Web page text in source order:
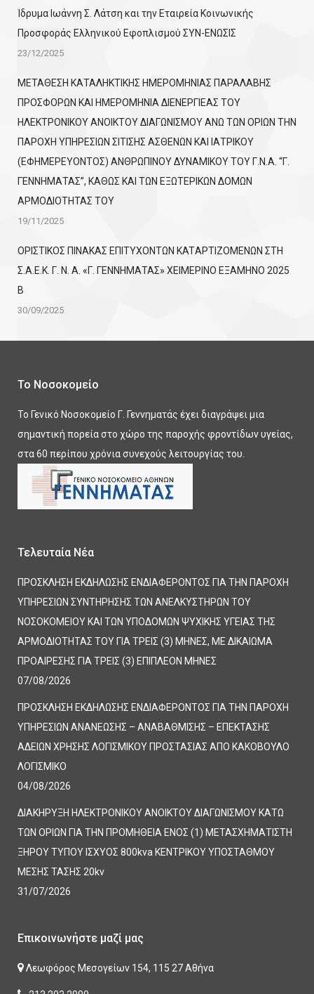
Ίδρυμα Ιωάννη Σ. Λάτση και την Εταιρεία Κοινωνικής
Προσφοράς Ελληνικού Εφοπλισμού ΣΥΝ-ΕΝΩΣΙΣ
23/12/2025
ΜΕΤΑΘΕΣΗ ΚΑΤΑΛΗΚΤΙΚΗΣ ΗΜΕΡΟΜΗΝΙΑΣ ΠΑΡΑΛΑΒΗΣ
ΠΡΟΣΦΟΡΩΝ ΚΑΙ ΗΜΕΡΟΜΗΝΙΑ ΔΙΕΝΕΡΓΙΕΑΣ ΤΟΥ
ΗΛΕΚΤΡΟΝΙΚΟΥ ΑΝΟΙΚΤΟΥ ΔΙΑΓΩΝΙΣΜΟΥ ΑΝΩ ΤΩΝ ΟΡΙΩΝ ΤΗΝ
ΠΑΡΟΧΗ ΥΠΗΡΕΣΙΩΝ ΣΙΤΙΣΗΣ ΑΣΘΕΝΩΝ ΚΑΙ ΙΑΤΡΙΚΟΥ
(ΕΦΗΜΕΡΕΥΟΝΤΟΣ) ΑΝΘΡΩΠΙΝΟΥ ΔΥΝΑΜΙΚΟΥ ΤΟΥ Γ.Ν.Α. “Γ.
ΓΕΝΝΗΜΑΤΑΣ”, ΚΑΘΩΣ ΚΑΙ ΤΩΝ ΕΞΩΤΕΡΙΚΩΝ ΔΟΜΩΝ
ΑΡΜΟΔΙΟΤΗΤΑΣ ΤΟΥ
19/11/2025
ΟΡΙΣΤΙΚΟΣ ΠΙΝΑΚΑΣ ΕΠΙΤΥΧΟΝΤΩΝ KATΑΡΤΙΖΟΜΕΝΩΝ ΣΤΗ
Σ.Α.Ε.Κ. Γ. Ν. Α. «Γ. ΓΕΝΝΗΜΑΤΑΣ» ΧΕΙΜΕΡΙΝΟ ΕΞΑΜΗΝΟ 2025
Β
30/09/2025
Το Νοσοκομείο
Το Γενικό Νοσοκομείο Γ. Γεννηματάς έχει διαγράψει μια
σημαντική πορεία στο χώρο της παροχής φροντίδων υγείας,
στα 60 περίπου χρόνια συνεχούς λειτουργίας του.
Τελευταία Νέα
ΠΡΟΣΚΛΗΣΗ ΕΚΔΗΛΩΣΗΣ ΕΝΔΙΑΦΕΡΟΝΤΟΣ ΓΙΑ ΤΗΝ ΠΑΡΟΧΗ
ΥΠΗΡΕΣΙΩΝ ΣΥΝΤΗΡΗΣΗΣ ΤΩΝ ΑΝΕΛΚΥΣΤΗΡΩΝ ΤΟΥ
ΝΟΣΟΚΟΜΕΙΟΥ ΚΑΙ ΤΩΝ ΥΠΟΔΟΜΩΝ ΨΥΧΙΚΗΣ ΥΓΕΙΑΣ ΤΗΣ
ΑΡΜΟΔΙΟΤΗΤΑΣ ΤΟΥ ΓΙΑ ΤΡΕΙΣ (3) ΜΗΝΕΣ, ΜΕ ΔΙΚΑΙΩΜΑ
ΠΡΟΑΙΡΕΣΗΣ ΓΙΑ ΤΡΕΙΣ (3) ΕΠΙΠΛΕΟΝ ΜΗΝΕΣ
07/08/2026
ΠΡΟΣΚΛΗΣΗ ΕΚΔΗΛΩΣΗΣ ΕΝΔΙΑΦΕΡΟΝΤΟΣ ΓΙΑ ΤΗΝ ΠΑΡΟΧΗ
ΥΠΗΡΕΣΙΩΝ ΑΝΑΝΕΩΣΗΣ – ΑΝΑΒΑΘΜΙΣΗΣ – ΕΠΕΚΤΑΣΗΣ
ΑΔΕΙΩΝ ΧΡΗΣΗΣ ΛΟΓΙΣΜΙΚΟΥ ΠΡΟΣΤΑΣΙΑΣ ΑΠΟ ΚΑΚΟΒΟΥΛΟ
ΛΟΓΙΣΜΙΚΟ
04/08/2026
ΔΙΑΚΗΡΥΞΗ ΗΛΕΚΤΡΟΝΙΚΟΥ ΑΝΟΙΚΤΟΥ ΔΙΑΓΩΝΙΣΜΟΥ ΚΑΤΩ
ΤΩΝ ΟΡΙΩΝ ΓΙΑ ΤΗΝ ΠΡΟΜΗΘΕΙΑ ΕΝΟΣ (1) ΜΕΤΑΣΧΗΜΑΤΙΣΤΗ
ΞΗΡΟΥ ΤΥΠΟΥ ΙΣΧΥΟΣ 800kva ΚΕΝΤΡΙΚΟΥ ΥΠΟΣΤΑΘΜΟΥ
ΜΕΣΗΣ ΤΑΣΗΣ 20kv
31/07/2026
Επικοινωνήστε μαζί μας
Λεωφόρος Μεσογείων 154, 115 27 Αθήνα